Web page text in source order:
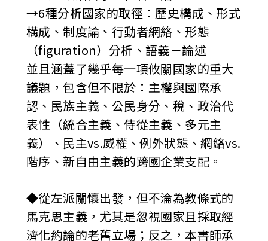
→6種分析國家的取徑：歷史構成、形式
構成、制度論、行動者網絡、形態
（figuration）分析、語義－論述
並且涵蓋了幾乎每一項攸關國家的重大
議題，包含但不限於：主權與國際承
認、民族主義、公民身分、稅、政治代
表性（統合主義、侍從主義、多元主
義）、民主vs.威權、例外狀態、網絡vs.
階序、新自由主義的跨國企業支配。
◆從左派關懷出發，但不淪為教條式的
馬克思主義，尤其是忽視國家且採取經
濟化約論的老舊立場；反之，本書師承